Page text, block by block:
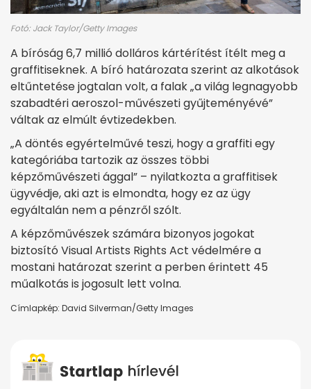
Fotó: Jack Taylor/Getty Images
A bíróság 6,7 millió dolláros kártérítést ítélt meg a
graffitiseknek. A bíró határozata szerint az alkotások
eltűntetése jogtalan volt, a falak „a világ legnagyobb
szabadtéri aeroszol-művészeti gyűjteményévé”
váltak az elmúlt évtizedekben.
„A döntés egyértelművé teszi, hogy a graffiti egy
kategóriába tartozik az összes többi
képzőművészeti ággal” – nyilatkozta a graffitisek
ügyvédje, aki azt is elmondta, hogy ez az ügy
egyáltalán nem a pénzről szólt.
A képzőművészek számára bizonyos jogokat
biztosító Visual Artists Rights Act védelmére a
mostani határozat szerint a perben érintett 45
műalkotás is jogosult lett volna.
Címlapkép: David Silverman/Getty Images